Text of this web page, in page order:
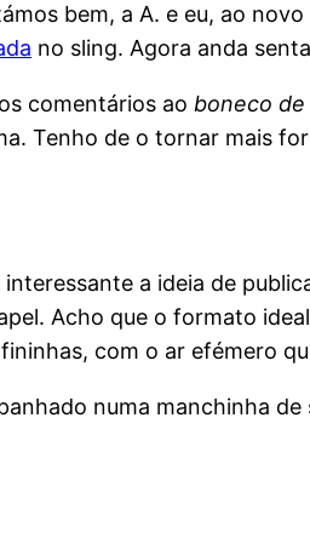
bem, a A. e eu, ao
no sling. Agora anda
comentários ao boneco
Tenho de o tornar mais
a ideia de
Acho que o formato
com o ar efémero
numa manchinha de